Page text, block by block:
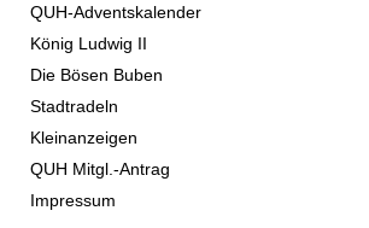
QUH-Adventskalender
König Ludwig II
Die Bösen Buben
Stadtradeln
Kleinanzeigen
QUH Mitgl.-Antrag
Impressum